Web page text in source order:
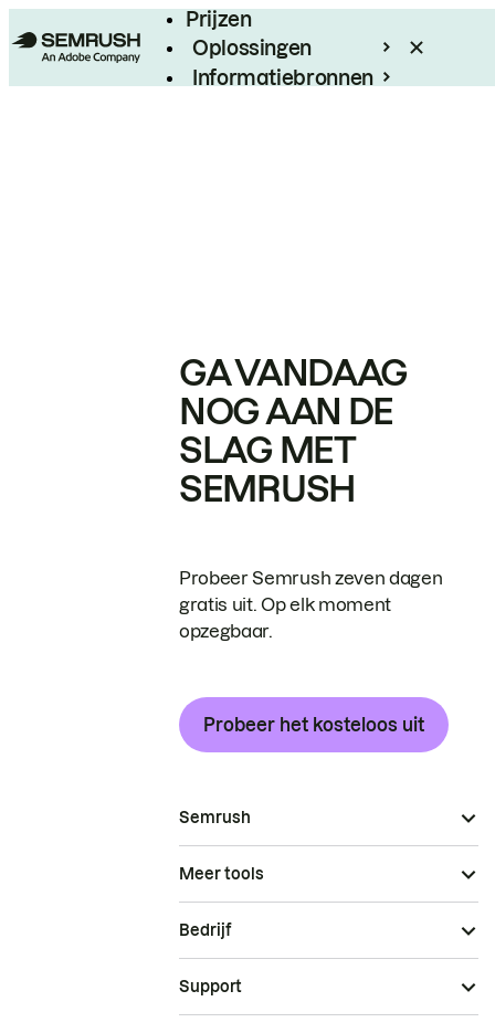
Prijzen
Oplossingen
Informatiebronnen
GA VANDAAG
NOG AAN DE
SLAG MET
SEMRUSH
Probeer Semrush zeven dagen
gratis uit. Op elk moment
opzegbaar.
Probeer het kosteloos uit
Semrush
Meer tools
Bedrijf
Support